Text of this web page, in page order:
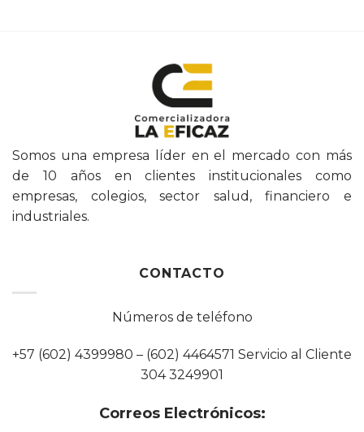
Somos una empresa líder en el mercado con más
de 10 años en clientes institucionales como
empresas, colegios, sector salud, financiero e
industriales.
CONTACTO
Números de teléfono
+57 (602) 4399980 – (602) 4464571 Servicio al Cliente
304 3249901
Correos Electrónicos: